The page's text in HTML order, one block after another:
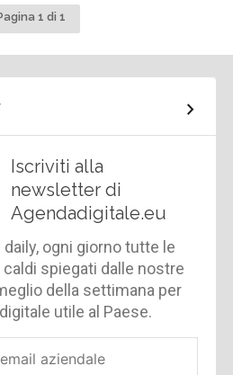
1 di 1
Iscriviti alla
newsletter di
Agendadigitale.eu
ogni giorno tutte le
spiegati dalle nostre
della settimana per
utile al Paese.